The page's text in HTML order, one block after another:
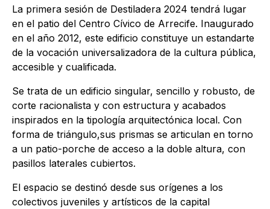
La primera sesión de Destiladera 2024 tendrá lugar
en el patio del Centro Cívico de Arrecife. Inaugurado
en el año 2012, este edificio constituye un estandarte
de la vocación universalizadora de la cultura pública,
accesible y cualificada.
Se trata de un edificio singular, sencillo y robusto, de
corte racionalista y con estructura y acabados
inspirados en la tipología arquitectónica local. Con
forma de triángulo,sus prismas se articulan en torno
a un patio-porche de acceso a la doble altura, con
pasillos laterales cubiertos.
El espacio se destinó desde sus orígenes a los
colectivos juveniles y artísticos de la capital